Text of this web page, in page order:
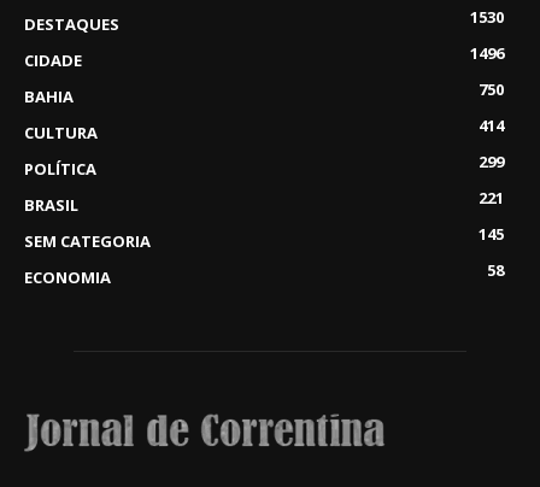
DESTAQUES
1530
CIDADE
1496
BAHIA
750
CULTURA
414
POLÍTICA
299
BRASIL
221
SEM CATEGORIA
145
ECONOMIA
58